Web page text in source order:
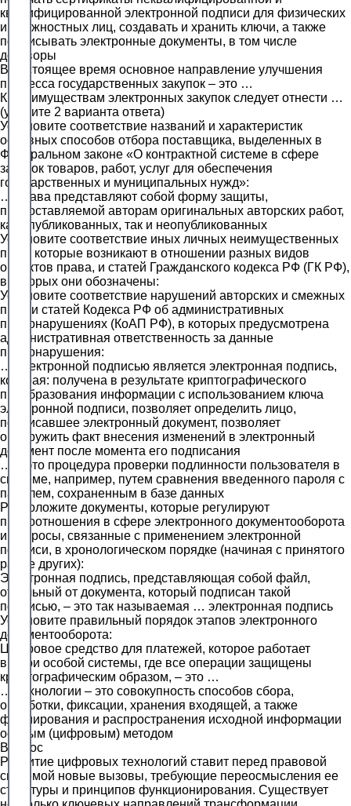
квалифицированной электронной подписи для физических
и должностных лиц, создавать и хранить ключи, а также
подписывать электронные документы, в том числе
договоры
В настоящее время основное направление улучшения
процесса государственных закупок – это …
К преимуществам электронных закупок следует отнести …
(укажите 2 варианта ответа)
Установите соответствие названий и характеристик
основных способов отбора поставщика, выделенных в
Федеральном законе «О контрактной системе в сфере
закупок товаров, работ, услуг для обеспечения
государственных и муниципальных нужд»:
… права представляют собой форму защиты,
предоставляемой авторам оригинальных авторских работ,
как опубликованных, так и неопубликованных
Установите соответствие иных личных неимущественных
прав, которые возникают в отношении разных видов
объектов права, и статей Гражданского кодекса РФ (ГК РФ),
в которых они обозначены:
Установите соответствие нарушений авторских и смежных
прав и статей Кодекса РФ об административных
правонарушениях (КоАП РФ), в которых предусмотрена
административная ответственность за данные
правонарушения:
… электронной подписью является электронная подпись,
которая: получена в результате криптографического
преобразования информации с использованием ключа
электронной подписи, позволяет определить лицо,
подписавшее электронный документ, позволяет
обнаружить факт внесения изменений в электронный
документ после момента его подписания
… – это процедура проверки подлинности пользователя в
системе, например, путем сравнения введенного пароля с
паролем, сохраненным в базе данных
Расположите документы, которые регулируют
правоотношения в сфере электронного документооборота
и вопросы, связанные с применением электронной
подписи, в хронологическом порядке (начиная с принятого
ранее других):
Электронная подпись, представляющая собой файл,
отдельный от документа, который подписан такой
подписью, – это так называемая … электронная подпись
Установите правильный порядок этапов электронного
документооборота:
Цифровое средство для платежей, которое работает
внутри особой системы, где все операции защищены
криптографическим образом, – это …
… технологии – это совокупность способов сбора,
обработки, фиксации, хранения входящей, а также
формирования и распространения исходной информации
особым (цифровым) методом
Вопрос
Развитие цифровых технологий ставит перед правовой
системой новые вызовы, требующие переосмысления ее
структуры и принципов функционирования. Существует